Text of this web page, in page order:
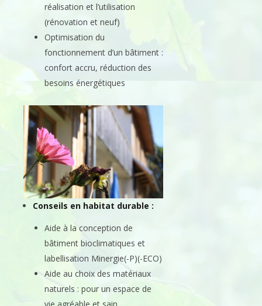
réalisation et l’utilisation
(rénovation et neuf)
Optimisation du
fonctionnement d’un bâtiment :
confort accru, réduction des
besoins énergétiques
Conseils en habitat durable :
Aide à la conception de
bâtiment bioclimatiques et
labellisation Minergie(-P)(-ECO)
Aide au choix des matériaux
naturels : pour un espace de